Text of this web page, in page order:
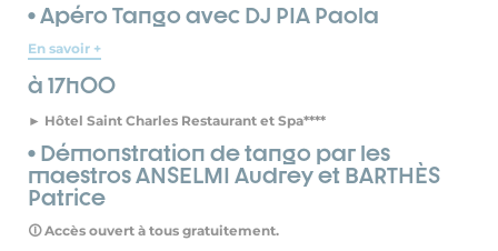
• Apéro Tango avec DJ PIA Paola
En savoir +
à 17h00
► Hôtel Saint Charles Restaurant et Spa****
• Démonstration de tango par les
maestros ANSELMI Audrey et BARTHÈS
Patrice
🛈 Accès ouvert à tous gratuitement.